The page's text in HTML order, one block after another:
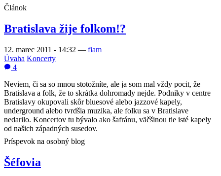
Článok
Bratislava žije folkom!?
12. marec 2011 - 14:32 — fiam
Úvaha Koncerty
4
Neviem, či sa so mnou stotožníte, ale ja som mal vždy pocit, že
Bratislava a folk, že to skrátka dohromady nejde. Podniky v centre
Bratislavy okupovali skôr bluesové alebo jazzové kapely,
underground alebo tvrdšia muzika, ale folku sa v Bratislave
nedarilo. Koncertov tu bývalo ako šafránu, väčšinou tie isté kapely
od našich západných susedov.
Príspevok na osobný blog
Šéfovia